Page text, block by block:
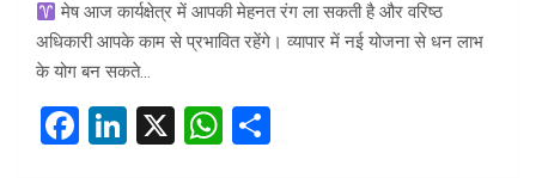
मेष आज कार्यक्षेत्र में आपकी मेहनत रंग ला सकती है और वरिष्ठ
अधिकारी आपके काम से प्रभावित रहेंगे। व्यापार में नई योजना से धन लाभ
के योग बन सकते…
F
Li
X
W